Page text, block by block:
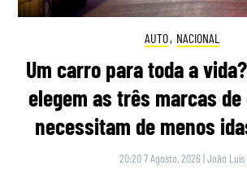
AUTO, NACIONAL
Um carro para toda a
elegem as três marcas
necessitam de menos
20:20 7 Agosto, 2026 |João Luís